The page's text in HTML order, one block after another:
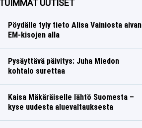
UUTISET
Pöydälle tyly tieto Alisa Vainiosta aivan
EM-kisojen alla
Pysäyttävä päivitys: Juha Miedon
kohtalo surettaa
Kaisa Mäkäräiselle lähtö Suomesta –
kyse uudesta aluevaltauksesta